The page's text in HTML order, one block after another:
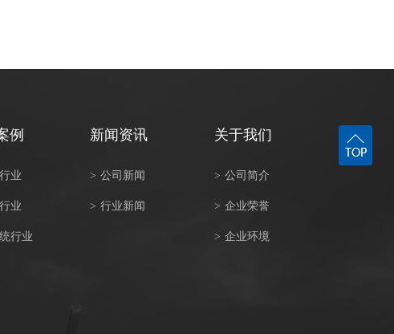
例
业
业
行业
新闻资讯
> 公司新闻
> 行业新闻
关于我们
> 公司简介
> 企业荣誉
> 企业环境